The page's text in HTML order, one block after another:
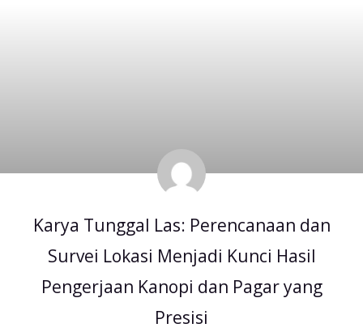
Karya Tunggal Las: Perencanaan dan
Survei Lokasi Menjadi Kunci Hasil
Pengerjaan Kanopi dan Pagar yang
Presisi